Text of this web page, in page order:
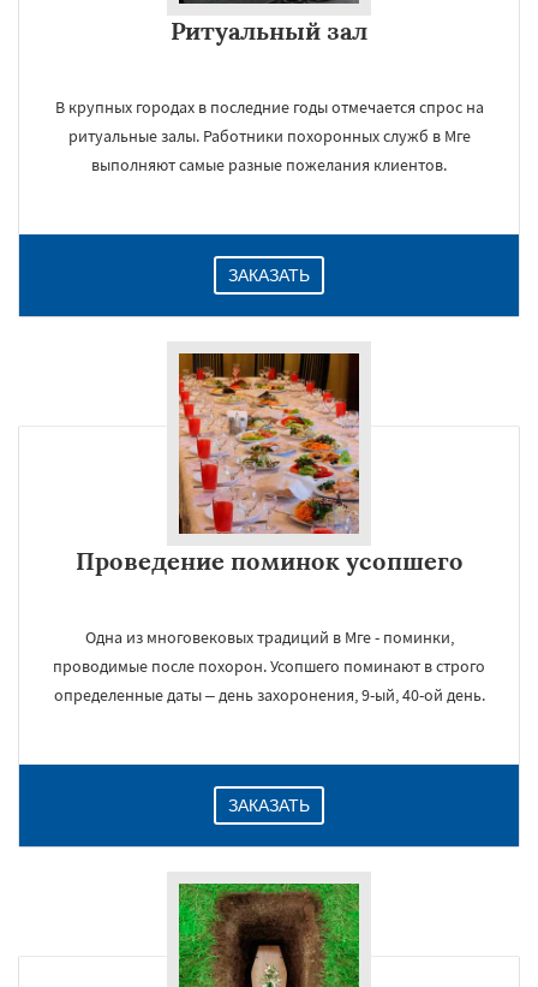
Ритуальный зал
В крупных городах в последние годы отмечается спрос на
ритуальные залы. Работники похоронных служб в Мге
выполняют самые разные пожелания клиентов.
ЗАКАЗАТЬ
Проведение поминок усопшего
Одна из многовековых традиций в Мге - поминки,
проводимые после похорон. Усопшего поминают в строго
определенные даты – день захоронения, 9-ый, 40-ой день.
ЗАКАЗАТЬ